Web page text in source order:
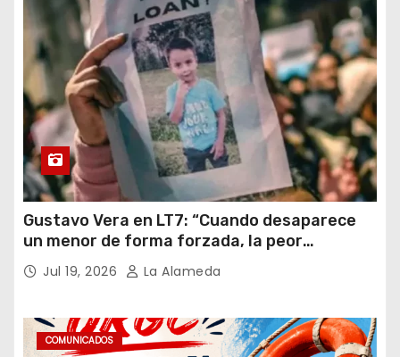
Gustavo Vera en LT7: “Cuando desaparece
un menor de forma forzada, la peor
hipótesis es trata, y así debe seguir
caratulado el caso Loan”
Jul 19, 2026 La Alameda
COMUNICADOS